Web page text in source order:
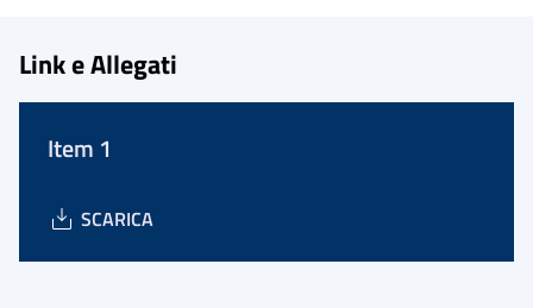
Link e Allegati
Item 1
SCARICA